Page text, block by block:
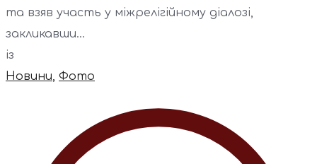
та взяв участь у міжрелігійному діалозі,
закликавши...
із
Новини, Фото